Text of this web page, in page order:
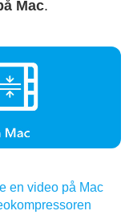
Mac.
en video på Mac